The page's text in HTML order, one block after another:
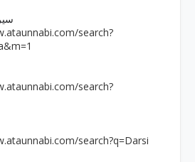
��
search?
search?
search?q=Darsi